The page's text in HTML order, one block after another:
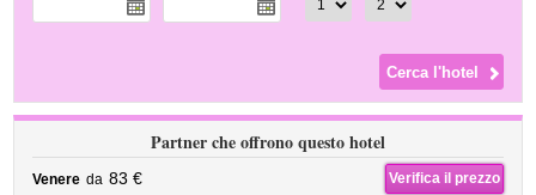
Partner che offrono questo hotel
Venere da 83 € Verifica il prezzo